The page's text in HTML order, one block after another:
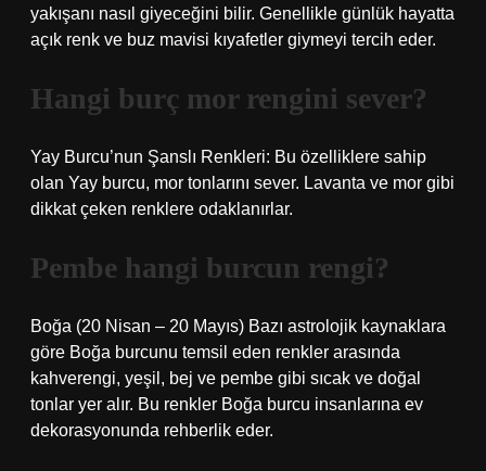
yakışanı nasıl giyeceğini bilir. Genellikle günlük hayatta
açık renk ve buz mavisi kıyafetler giymeyi tercih eder.
Hangi burç mor rengini sever?
Yay Burcu’nun Şanslı Renkleri: Bu özelliklere sahip
olan Yay burcu, mor tonlarını sever. Lavanta ve mor gibi
dikkat çeken renklere odaklanırlar.
Pembe hangi burcun rengi?
Boğa (20 Nisan – 20 Mayıs) Bazı astrolojik kaynaklara
göre Boğa burcunu temsil eden renkler arasında
kahverengi, yeşil, bej ve pembe gibi sıcak ve doğal
tonlar yer alır. Bu renkler Boğa burcu insanlarına ev
dekorasyonunda rehberlik eder.